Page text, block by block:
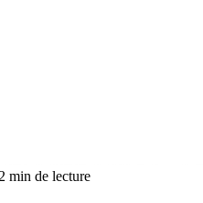
2 min de lecture